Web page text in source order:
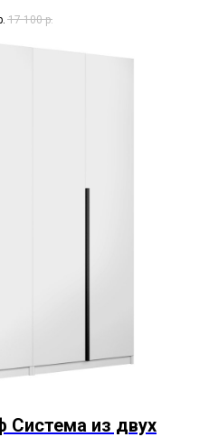
17 100 р.
из двух